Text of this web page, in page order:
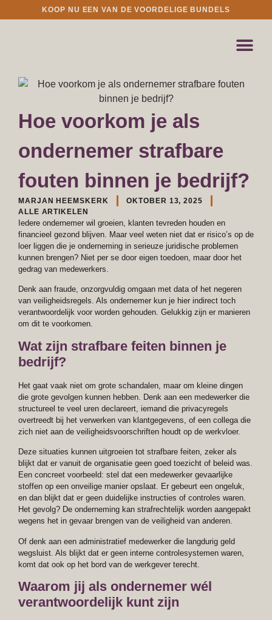
KOOP NU EEN VAN DE VOORDELIGE BUNDELS
Hoe voorkom je als
ondernemer strafbare
fouten binnen je bedrijf?
MARJAN HEEMSKERK
OKTOBER 13, 2025
ALLE ARTIKELEN
Iedere ondernemer wil groeien, klanten tevreden houden en
financieel gezond blijven. Maar veel weten niet dat er risico’s op de
loer liggen die je onderneming in serieuze juridische problemen
kunnen brengen? Niet per se door eigen toedoen, maar door het
gedrag van medewerkers.
Denk aan fraude, onzorgvuldig omgaan met data of het negeren
van veiligheidsregels. Als ondernemer kun je hier indirect toch
verantwoordelijk voor worden gehouden. Gelukkig zijn er manieren
om dit te voorkomen.
Wat zijn strafbare feiten binnen je
bedrijf?
Het gaat vaak niet om grote schandalen, maar om kleine dingen
die grote gevolgen kunnen hebben. Denk aan een medewerker die
structureel te veel uren declareert, iemand die privacyregels
overtreedt bij het verwerken van klantgegevens, of een collega die
zich niet aan de veiligheidsvoorschriften houdt op de werkvloer.
Deze situaties kunnen uitgroeien tot strafbare feiten, zeker als
blijkt dat er vanuit de organisatie geen goed toezicht of beleid was.
Een concreet voorbeeld: stel dat een medewerker gevaarlijke
stoffen op een onveilige manier opslaat. Er gebeurt een ongeluk,
en dan blijkt dat er geen duidelijke instructies of controles waren.
Het gevolg? De onderneming kan strafrechtelijk worden aangepakt
wegens het in gevaar brengen van de veiligheid van anderen.
Of denk aan een administratief medewerker die langdurig geld
wegsluist. Als blijkt dat er geen interne controlesystemen waren,
komt dat ook op het bord van de werkgever terecht.
Waarom jij als ondernemer wél
verantwoordelijk kunt zijn